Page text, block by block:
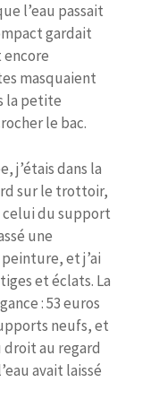
l’eau passait
gardait
encore
masquaient
la petite
le bac.
j’étais dans la
sur le trottoir,
du support
une
et j’ai
et éclats. La
: 53 euros
neufs, et
droit au regard
avait laissé